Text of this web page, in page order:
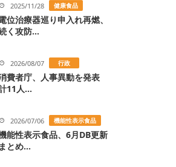
2025/11/28 健康食品
位治療器巡り申入れ再燃、
く攻防...
2026/08/07 行政
費者庁、人事異動を発表
11人...
2026/07/06 機能性表示食品
能性表示食品、6月DB更新
まとめ...